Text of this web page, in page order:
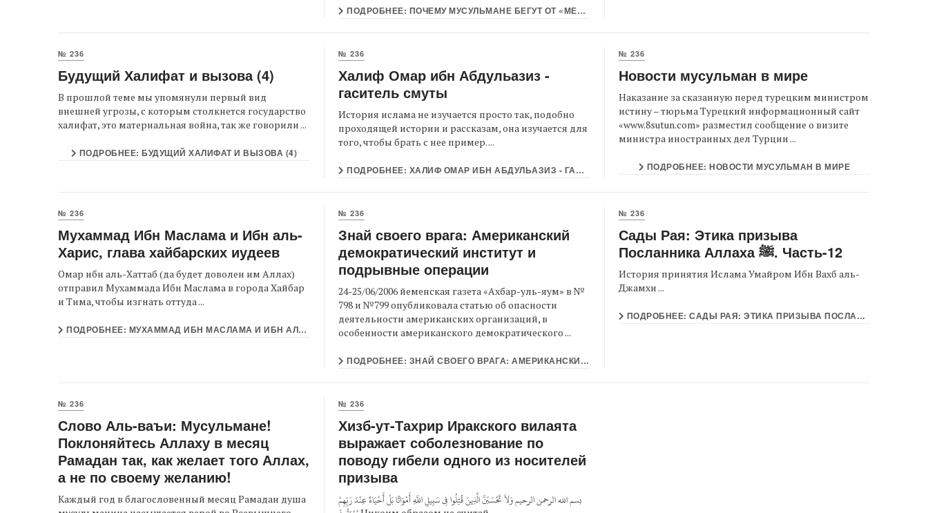
ПОДРОБНЕЕ: ПОЧЕМУ МУСУЛЬМАНЕ БЕГУТ ОТ «МЕЖДУНАРОДНОГО КОМИТЕТА КРАСНОГО КРЕСТА»?
№ 236
Будущий Халифат и вызова (4)
В прошлой теме мы упомянули первый вид
внешней угрозы, с которым столкнется государство
халифат, это материальная война, так же говорили ...
ПОДРОБНЕЕ: БУДУЩИЙ ХАЛИФАТ И ВЫЗОВА (4)
№ 236
Халиф Омар ибн Абдульазиз -
гаситель смуты
История ислама не изучается просто так, подобно
проходящей истории и рассказам, она изучается для
того, чтобы брать с нее пример. ...
ПОДРОБНЕЕ: ХАЛИФ ОМАР ИБН АБДУЛЬАЗИЗ - ГАСИТЕЛЬ СМУТЫ
№ 236
Новости мусульман в мире
Наказание за сказанную перед турецким министром
истину – тюрьма Турецкий информационный сайт
«www.8sutun.com» разместил сообщение о визите
министра иностранных дел Турции ...
ПОДРОБНЕЕ: НОВОСТИ МУСУЛЬМАН В МИРЕ
№ 236
Мухаммад Ибн Маслама и Ибн аль-
Харис, глава хайбарских иудеев
Омар ибн аль-Хаттаб (да будет доволен им Аллах)
отправил Мухаммада Ибн Маслама в города Хайбар
и Тима, чтобы изгнать оттуда ...
ПОДРОБНЕЕ: МУХАММАД ИБН МАСЛАМА И ИБН АЛЬ-ХАРИС, ГЛАВА ХАЙБАРСКИХ ИУДЕЕВ
№ 236
Знай своего врага: Американский
демократический институт и
подрывные операции
24-25/06/2006 йеменская газета «Ахбар-уль-яум» в №
798 и №799 опубликовала статью об опасности
деятельности американских организаций, в
особенности американского демократического ...
ПОДРОБНЕЕ: ЗНАЙ СВОЕГО ВРАГА: АМЕРИКАНСКИЙ ДЕМОКРАТИЧЕСКИЙ ИНСТИТУТ И ПОДРЫВНЫЕ ОПЕРАЦИИ
№ 236
Сады Рая: Этика призыва
Посланника Аллаха ﷺ. Часть-12
История принятия Ислама Умайром Ибн Вахб аль-
Джамхи ...
№ 236
Слово Аль-ваъи: Мусульмане!
Поклоняйтесь Аллаху в месяц
Рамадан так, как желает того Аллах,
а не по своему желанию!
Каждый год в благословенный месяц Рамадан душа
№ 236
Хизб-ут-Тахрир Иракского вилаята
выражает соболезнование по
поводу гибели одного из носителей
призыва
بسم الله الرحمن الرحيم وَلاَ تَحْسَبَنَّ الَّذِينَ قُتِلُوا فِي سَبِيلِ اللَّهِ أَمْوَاتًا بَلْ أَحْيَاءٌ عِنْدَ رَبِّهِمْ